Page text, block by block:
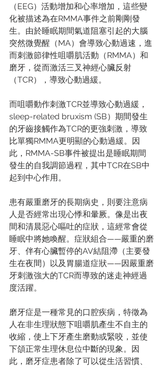
（EEG）活動增加和心率增加，這些變
化被描述為在RMMA事件之前剛剛發
生。由於睡眠期間氣道阻塞引起的大腦
突然微覺醒（MA）會導致心動過速，進
而刺激節律性咀嚼肌活動（RMMA）和
磨牙，從而激活三叉神經心臟反射
（TCR），導致心動過緩。
而咀嚼動作刺激TCR並導致心動過緩，
sleep-related bruxism (SB）期間發生
的牙齒接觸作為TCR的更強刺激，導致
比單獨RMMA更明顯的心動過緩。因
此，RMMA-SB事件被提出是睡眠期間
發生的自我調節過程，其中TCR在SB中
起到中心作用。
患有嚴重磨牙的長期病史，則要注意病
人是否經常出現心悸和暈厥。像是出夜
間和清晨惡心嘔吐的症狀，這經常會從
睡眠中將她喚醒。症狀組合——嚴重的磨
牙、伴有心臟暫停的AV結阻滯（主要發
生在夜間）以及胃腸道症狀——因嚴重磨
牙刺激強大的TCR而導致的迷走神經過
度活躍。
磨牙症是一種常見的口腔疾病，特徵為
人在非生理狀態下咀嚼肌產生不自主的
收縮，使上下牙產生磨動或緊咬，並使
下頜正常生理休息位中斷的現象。因
此，磨牙症患者除了可以從生活習慣、